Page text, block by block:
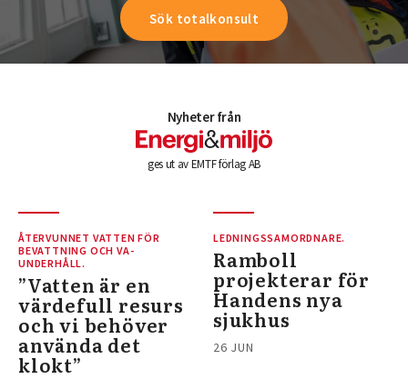
Nyheter från
ges ut av EMTF förlag AB
ÅTERVUNNET VATTEN FÖR
BEVATTNING OCH VA-
UNDERHÅLL.
”Vatten är en
värdefull resurs
och vi behöver
använda det
klokt”
LEDNINGSSAMORDNARE.
Ramboll
projekterar för
Handens nya
sjukhus
26 JUN